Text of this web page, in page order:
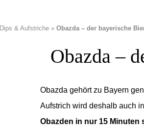
Dips & Aufstriche » Obazda – der bayerische
Obazda –
Obazda gehört zu Bayern
Aufstrich wird deshalb auch
Obazden in nur 15 Minuten